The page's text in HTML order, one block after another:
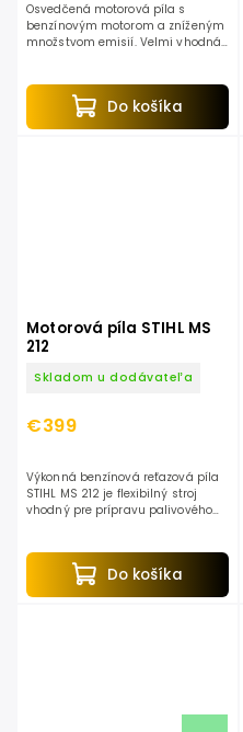
Do košíka
Osvedčená motorová píla s
benzínovým motorom a zníženým
množstvom emisií. Velmi vhodná
stínanie stromov do...
Motorová píla STIHL MS
212
Skladom u dodávateľa
€399
Do košíka
Výkonná benzínová reťazová píla
STIHL MS 212 je flexibilný stroj
vhodný pre prípravu palivového
úpravách a na...